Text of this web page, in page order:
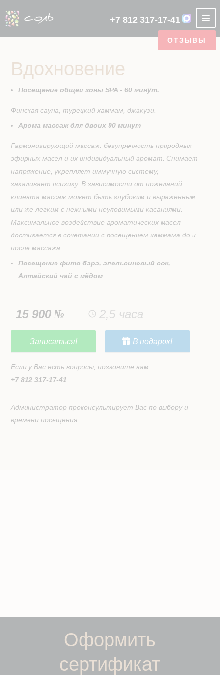
СПА САЛОН
УСЛУГИ СПА
ПОДБЕРИТЕ СЕБЕ ПРОГРАММУ
КОНТАКТЫ
+7 812 317-17-41
ОТЗЫВЫ
Вдохновение
Посещение общей зоны SPA - 60 минут.
Финская сауна, турецкий хаммам, джакузи.
Арома массаж для двоих 90 минут
Гармонизирующий массаж: безупречность природных
эфирных масел и их индивидуальный аромат. Снимает
напряжение, укрепляет иммунную систему,
закаливает психику. В зависимости от пожеланий
клиента массаж может быть глубоким и выраженным
или же легким с нежными неуловимыми касаниями.
Максимальное воздействие ароматических масел
достигается в сочетании с посещением хаммама до и
после массажа.
Посещение фито бара, апельсиновый сок,
Алтайский чай с мёдом
15 900 2,5 часа
Записаться! В подарок!
Если у Вас есть вопросы, позвоните нам:
+7 812 317-17-41
Администратор проконсультирует Вас по выбору и
времени посещения.
Оформить
сертификат
О SPA-
ЦЕНТРЕ
ПОДАРОЧНЫЙ
СЕРТИФИКАТ
ЭТИКЕТ
СПА
ОТЗЫВЫ СТАТЬИ CASHBACK
SPA ДЛЯ
ОДНОГО
SPA ДЛЯ
ДВОИХ
АЮРВЕДА
БАНЯ
БАНЯ
ПРОГРАММЫ
МАЛЬЧИШНИКИ
РУССКАЯ
БАНЯ
ФИТО БАНЯ
ТУРЕЦКАЯ
БАНЯ
БАНИ
ОТЗЫВЫ